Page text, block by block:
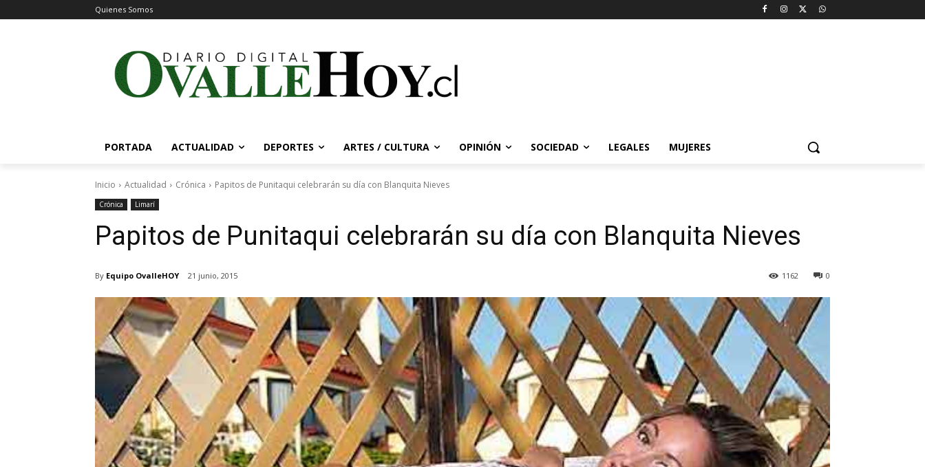
Quienes Somos
PORTADA ACTUALIDAD DEPORTES ARTES / CULTURA OPINIÓN SOCIEDAD LEGALES MUJERES
Inicio Actualidad Crónica Papitos de Punitaqui celebrarán su día con Blanquita Nieves
Crónica Limarí
Papitos de Punitaqui celebrarán su día con Blanquita Nieves
By Equipo OvalleHOY 21 junio, 2015 0
1162